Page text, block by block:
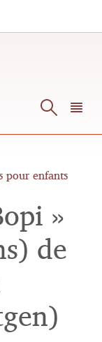
pour enfants
»
de